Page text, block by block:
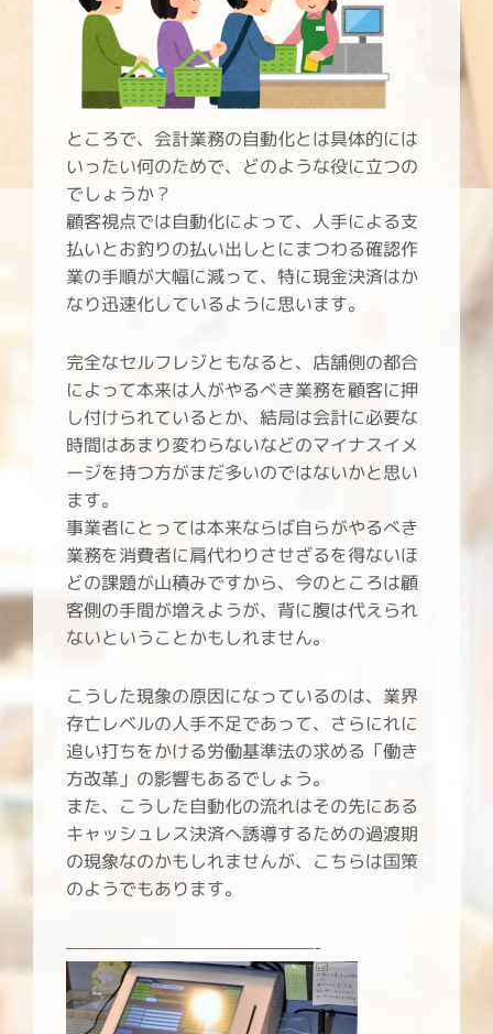
ところで、会計業務の自動化とは具体的には
いったい何のためで、どのような役に立つの
でしょうか？
顧客視点では自動化によって、人手による支
払いとお釣りの払い出しとにまつわる確認作
業の手順が大幅に減って、特に現金決済はか
なり迅速化しているように思います。
完全なセルフレジともなると、店舗側の都合
によって本来は人がやるべき業務を顧客に押
し付けられているとか、結局は会計に必要な
時間はあまり変わらないなどのマイナスイメ
ージを持つ方がまだ多いのではないかと思い
ます。
事業者にとっては本来ならば自らがやるべき
業務を消費者に肩代わりさせざるを得ないほ
どの課題が山積みですから、今のところは顧
客側の手間が増えようが、背に腹は代えられ
ないということかもしれません。
こうした現象の原因になっているのは、業界
存亡レベルの人手不足であって、さらにれに
追い打ちをかける労働基準法の求める「働き
方改革」の影響もあるでしょう。
また、こうした自動化の流れはその先にある
キャッシュレス決済へ誘導するための過渡期
の現象なのかもしれませんが、こちらは国策
のようでもあります。
———————————————-